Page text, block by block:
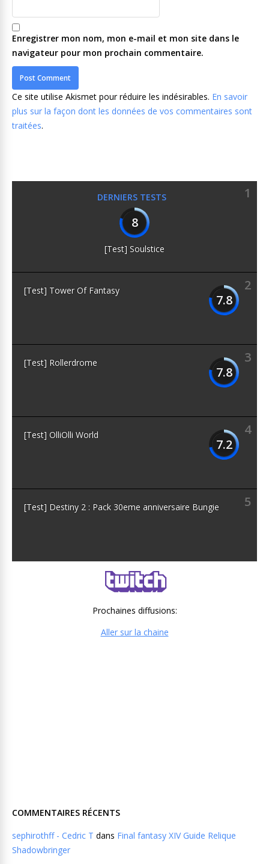
Enregistrer mon nom, mon e-mail et mon site dans le
navigateur pour mon prochain commentaire.
Ce site utilise Akismet pour réduire les indésirables. En savoir
plus sur la façon dont les données de vos commentaires sont
traitées.
DERNIERS TESTS
1
8
[Test] Soulstice
2
7.8
[Test] Tower Of Fantasy
3
7.8
[Test] Rollerdrome
4
7.2
[Test] OlliOlli World
5
[Test] Destiny 2 : Pack 30eme anniversaire Bungie
Prochaines diffusions:
Aller sur la chaine
COMMENTAIRES RÉCENTS
sephirothff - Cedric T dans Final fantasy XIV Guide Relique
Shadowbringer